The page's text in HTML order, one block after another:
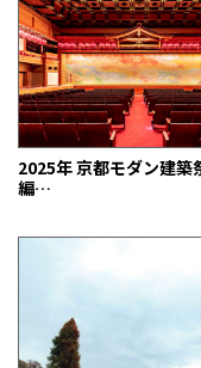
2025年 京都モダン建
編